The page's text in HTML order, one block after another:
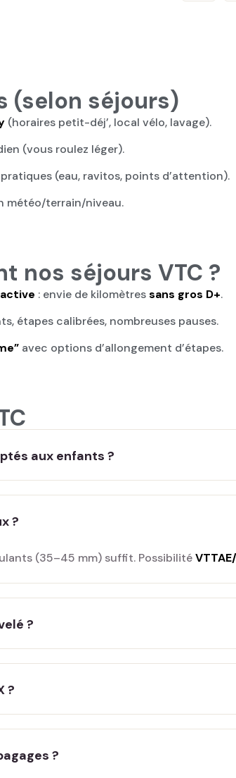
(selon séjours)
(horaires petit-déj’, local vélo, lavage).
(vous roulez léger).
(eau, ravitos, points d’attention).
météo/terrain/niveau.
nos séjours VTC ?
: envie de kilomètressans gros D+.
étapes calibrées, nombreuses pauses.
avec options d’allongement d’étapes.
aux enfants ?
?
(35–45 mm) suffit. Possibilité
?
?
?